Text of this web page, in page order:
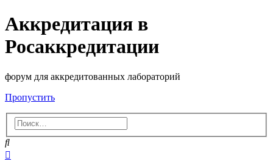
Аккредитация в
Росаккредитации
форум для аккредитованных лабораторий
Пропустить
Поиск